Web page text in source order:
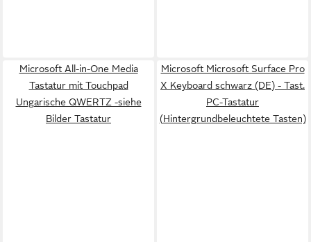
Microsoft All-in-One Media
Tastatur mit Touchpad
Ungarische QWERTZ -siehe
Bilder Tastatur
Microsoft Microsoft Surface Pro
X Keyboard schwarz (DE) - Tast.
PC-Tastatur
(Hintergrundbeleuchtete Tasten)